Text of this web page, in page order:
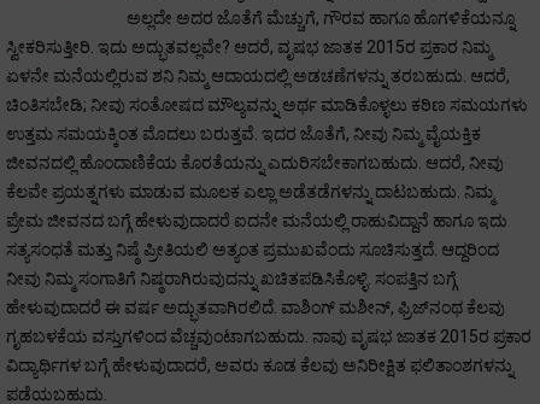
ಅಲ್ಲದೇ ಅದರ ಜೊತೆಗೆ ಮೆಚ್ಚುಗೆ, ಗೌರವ ಹಾಗೂ ಹೊಗಳಿಕೆಯನ್ನೂ
ಸ್ವೀಕರಿಸುತ್ತೀರಿ. ಇದು ಅದ್ಭುತವಲ್ಲವೇ? ಆದರೆ, ವೃಷಭ ಜಾತಕ 2015ರ ಪ್ರಕಾರ ನಿಮ್ಮ
ಏಳನೇ ಮನೆಯಲ್ಲಿರುವ ಶನಿ ನಿಮ್ಮ ಆದಾಯದಲ್ಲಿ ಅಡಚಣೆಗಳನ್ನು ತರಬಹುದು. ಆದರೆ,
ಚಿಂತಿಸಬೇಡಿ; ನೀವು ಸಂತೋಷದ ಮೌಲ್ಯವನ್ನು ಅರ್ಥ ಮಾಡಿಕೊಳ್ಳಲು ಕಠಿಣ ಸಮಯಗಳು
ಉತ್ತಮ ಸಮಯಕ್ಕಿಂತ ಮೊದಲು ಬರುತ್ತವೆ. ಇದರ ಜೊತೆಗೆ, ನೀವು ನಿಮ್ಮ ವೈಯಕ್ತಿಕ
ಜೀವನದಲ್ಲಿ ಹೊಂದಾಣಿಕೆಯ ಕೊರತೆಯನ್ನು ಎದುರಿಸಬೇಕಾಗಬಹುದು. ಆದರೆ, ನೀವು
ಕೆಲವೇ ಪ್ರಯತ್ನಗಳು ಮಾಡುವ ಮೂಲಕ ಎಲ್ಲಾ ಅಡೆತಡೆಗಳನ್ನು ದಾಟಬಹುದು. ನಿಮ್ಮ
ಪ್ರೇಮ ಜೀವನದ ಬಗ್ಗೆ ಹೇಳುವುದಾದರೆ ಐದನೇ ಮನೆಯಲ್ಲಿ ರಾಹುವಿದ್ದಾನೆ ಹಾಗೂ ಇದು
ಸತ್ಯಸಂಧತೆ ಮತ್ತು ನಿಷ್ಠೆ ಪ್ರೀತಿಯಲಿ ಅತ್ಯಂತ ಪ್ರಮುಖವೆಂದು ಸೂಚಿಸುತ್ತದೆ. ಆದ್ದರಿಂದ
ನೀವು ನಿಮ್ಮ ಸಂಗಾತಿಗೆ ನಿಷ್ಠರಾಗಿರುವುದನ್ನು ಖಚಿತಪಡಿಸಿಕೊಳ್ಳಿ. ಸಂಪತ್ತಿನ ಬಗ್ಗೆ
ಹೇಳುವುದಾದರೆ ಈ ವರ್ಷ ಅದ್ಭುತವಾಗಿರಲಿದೆ. ವಾಶಿಂಗ್ ಮಶೀನ್, ಫ್ರಿಜ್‌ನಂಥ ಕೆಲವು
ಗೃಹಬಳಕೆಯ ವಸ್ತುಗಳಿಂದ ವೆಚ್ಚವುಂಟಾಗಬಹುದು. ನಾವು ವೃಷಭ ಜಾತಕ 2015ರ ಪ್ರಕಾರ
ವಿದ್ಯಾರ್ಥಿಗಳ ಬಗ್ಗೆ ಹೇಳುವುದಾದರೆ, ಅವರು ಕೂಡ ಕೆಲವು ಅನಿರೀಕ್ಷಿತ ಫಲಿತಾಂಶಗಳನ್ನು
ಪಡೆಯಬಹುದು.